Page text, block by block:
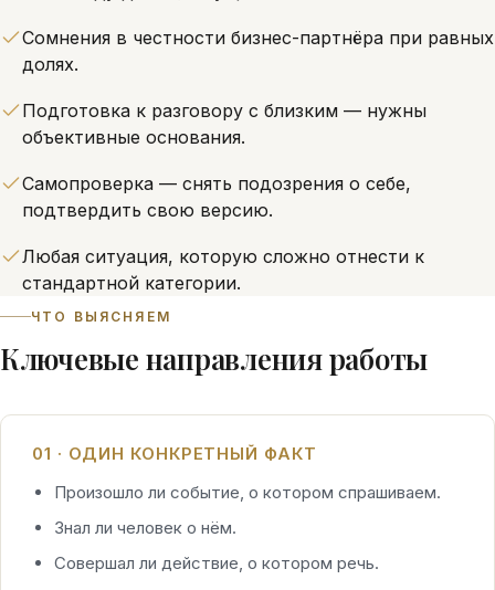
Сомнения в честности бизнес-партнёра при равных
долях.
Подготовка к разговору с близким — нужны
объективные основания.
Самопроверка — снять подозрения о себе,
подтвердить свою версию.
Любая ситуация, которую сложно отнести к
стандартной категории.
ЧТО ВЫЯСНЯЕМ
Ключевые направления работы
01 · ОДИН КОНКРЕТНЫЙ ФАКТ
Произошло ли событие, о котором спрашиваем.
Знал ли человек о нём.
Совершал ли действие, о котором речь.